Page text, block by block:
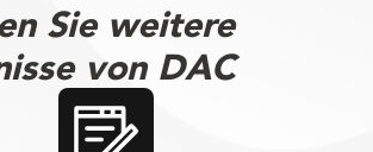
Sie weitere
von DAC